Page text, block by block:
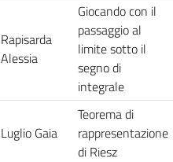
Rapisarda
Alessia
Giocando con il
passaggio al
limite sotto il
segno di
integrale
Luglio Gaia
Teorema di
rappresentazione
di Riesz